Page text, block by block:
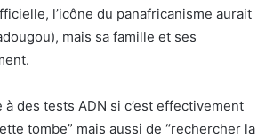
l’icône du panafricanisme aurait
mais sa famille et ses
des tests ADN si c’est effectivement
tombe” mais aussi de “rechercher la